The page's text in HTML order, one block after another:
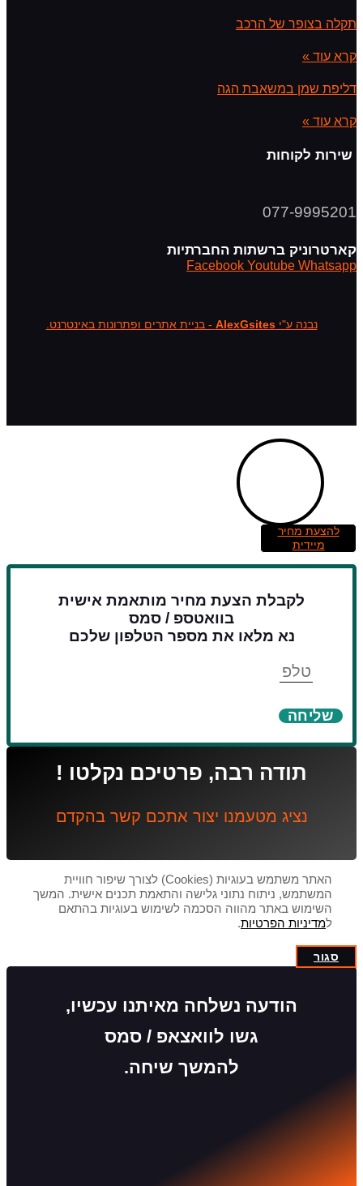
תקלה בצופר של הרכב
קרא עוד »
דליפת שמן במשאבת הגה
קרא עוד »
שירות לקוחות
077-9995201
קארטרוניק ברשתות החברתיות
Facebook Youtube Whatsapp
נבנה ע"יAlexGsites - בניית אתרים ופתרונות באינטרנט.
להצעת מחיר
מיידית
לקבלת הצעת מחיר מותאמת אישית
בוואטספ / סמס
נא מלאו את מספר הטלפון שלכם
שליחה
תודה רבה, פרטיכם נקלטו !
נציג מטעמנו יצור אתכם קשר בהקדם
האתר משתמש בעוגיות (Cookies) לצורך שיפור חוויית
המשתמש, ניתוח נתוני גלישה והתאמת תכנים אישית. המשך
השימוש באתר מהווה הסכמה לשימוש בעוגיות בהתאם
למדיניות הפרטיות.
סגור
הודעה נשלחה מאיתנו עכשיו,
גשו לוואצאפ / סמס
להמשך שיחה.